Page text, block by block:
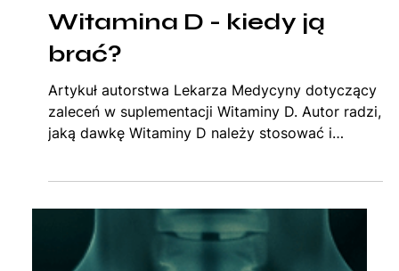
15 kwi 2024 6 minut(y) czytania
brać?
Artykuł autorstwa Lekarza Medycyny dotyczący